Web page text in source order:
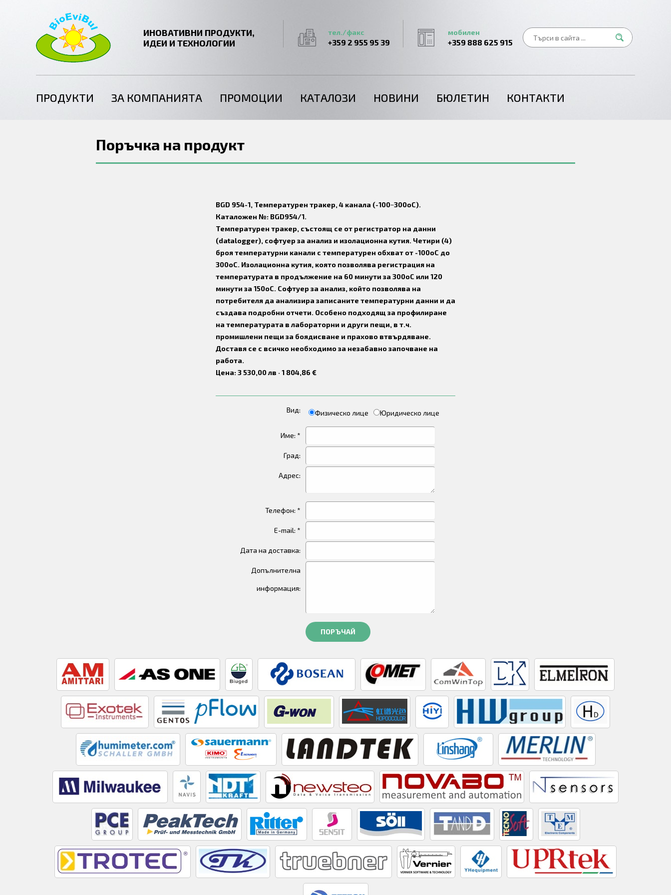
ИНОВАТИВНИ ПРОДУКТИ,
ИДЕИ И ТЕХНОЛОГИИ
тел./факс
+359 2 955 95 39
мобилен
+359 888 625 915
ПРОДУКТИ ЗА КОМПАНИЯТА ПРОМОЦИИ КАТАЛОЗИ НОВИНИ БЮЛЕТИН КОНТАКТИ
Поръчка на продукт
BGD 954-1, Температурен тракер, 4 канала (-100~300oC).
Каталожен №: BGD954/1.
Температурен тракер, състоящ се от регистратор на данни
(datalogger), софтуер за анализ и изолационна кутия. Четири (4)
броя температурни канали с температурен обхват от -100оС до
300оС. Изолационна кутия, която позволява регистрация на
температурата в продължение на 60 минути за 300оС или 120
минути за 150оС. Софтуер за анализ, който позволява на
потребителя да анализира записаните температурни данни и да
създава подробни отчети. Особено подходящ за профилиране
на температурата в лабораторни и други пещи, в т.ч.
промишлени пещи за боядисване и прахово втвърдяване.
Доставя се с всичко необходимо за незабавно започване на
работа.
Цена: 3 530,00 лв · 1 804,86 €
Вид: Физическо лице Юридическо лице
Име: *
Град:
Адрес:
Телефон: *
E-mail: *
Дата на доставка:
Допълнителна
информация:
ПОРЪЧАЙ